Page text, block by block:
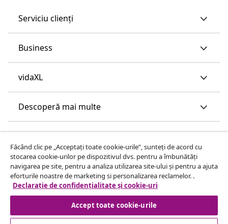
Serviciu clienți
Business
vidaXL
Descoperă mai multe
Făcând clic pe „Acceptați toate cookie-urile”, sunteți de acord cu
stocarea cookie-urilor pe dispozitivul dvs. pentru a îmbunătăți
navigarea pe site, pentru a analiza utilizarea site-ului și pentru a ajuta
eforturile noastre de marketing si personalizarea reclamelor. .
Declarație de confidențialitate și cookie-uri
Accept toate cookie-urile